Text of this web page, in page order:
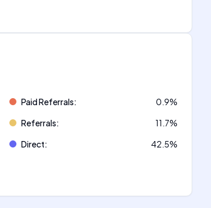
Paid Referrals: 0.9%
Referrals: 11.7%
Direct: 42.5%